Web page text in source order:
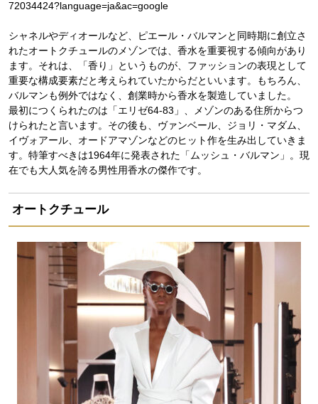
72034424?language=ja&ac=google
シャネルやディオールなど、ピエール・バルマンと同時期に創立さ
れたオートクチュールのメゾンでは、香水を重要視する傾向があり
ます。それは、「香り」というものが、ファッションの表現として
重要な構成要素だと考えられていたからだといいます。もちろん、
バルマンも例外ではなく、創業時から香水を製造していました。
最初につくられたのは「エリゼ64-83」、メゾンのある住所からつ
けられたと言います。その後も、ヴァンベール、ジョリ・マダム、
イヴォアール、オードアマゾンなどのヒット作を生み出していきま
す。特筆すべきは1964年に発表された「ムッシュ・バルマン」。現
在でも大人気を誇る男性用香水の傑作です。
オートクチュール